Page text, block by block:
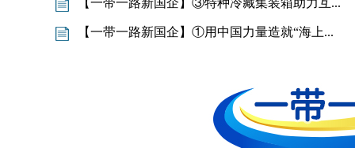
【一带一路新国企】③特种冷藏集装箱助力互...
【一带一路新国企】①用中国力量造就“海上...